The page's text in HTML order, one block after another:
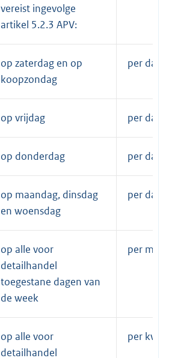
vereist ingevolge
artikel 5.2.3 APV:
op zaterdag en op
koopzondag
per dag
op vrijdag per dag
op donderdag per dag
op maandag, dinsdag
en woensdag
per dag
op alle voor
detailhandel
toegestane dagen van
de week
per
op alle voor
detailhandel
per